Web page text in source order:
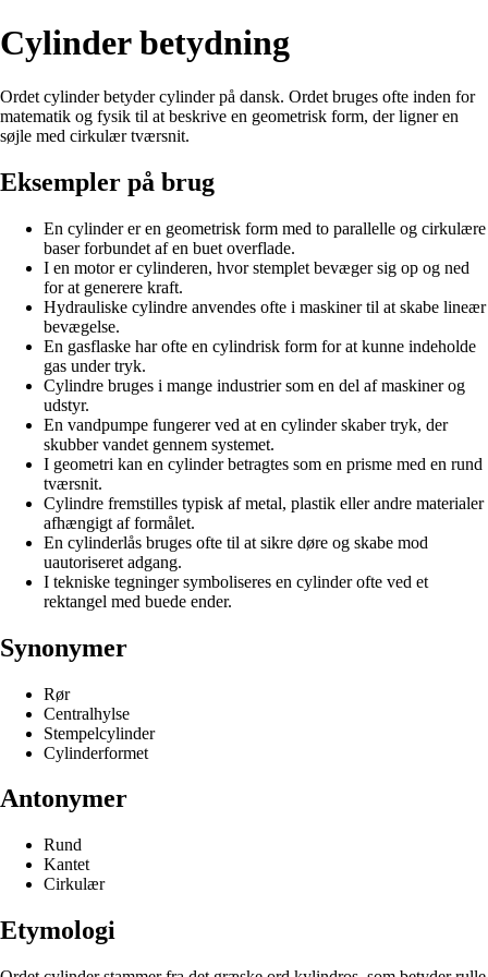
Cylinder betydning
Ordet cylinder betyder cylinder på dansk. Ordet bruges ofte inden for
matematik og fysik til at beskrive en geometrisk form, der ligner en
søjle med cirkulær tværsnit.
Eksempler på brug
En cylinder er en geometrisk form med to parallelle og cirkulære
baser forbundet af en buet overflade.
I en motor er cylinderen, hvor stemplet bevæger sig op og ned
for at generere kraft.
Hydrauliske cylindre anvendes ofte i maskiner til at skabe lineær
bevægelse.
En gasflaske har ofte en cylindrisk form for at kunne indeholde
gas under tryk.
Cylindre bruges i mange industrier som en del af maskiner og
udstyr.
En vandpumpe fungerer ved at en cylinder skaber tryk, der
skubber vandet gennem systemet.
I geometri kan en cylinder betragtes som en prisme med en rund
tværsnit.
Cylindre fremstilles typisk af metal, plastik eller andre materialer
afhængigt af formålet.
En cylinderlås bruges ofte til at sikre døre og skabe mod
uautoriseret adgang.
I tekniske tegninger symboliseres en cylinder ofte ved et
rektangel med buede ender.
Synonymer
Rør
Centralhylse
Stempelcylinder
Cylinderformet
Antonymer
Rund
Kantet
Cirkulær
Etymologi